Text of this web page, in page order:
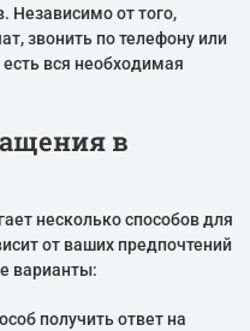
Независимо от того,
звонить по телефону или
вся необходимая
в
несколько способов для
от ваших предпочтений
варианты:
получить ответ на